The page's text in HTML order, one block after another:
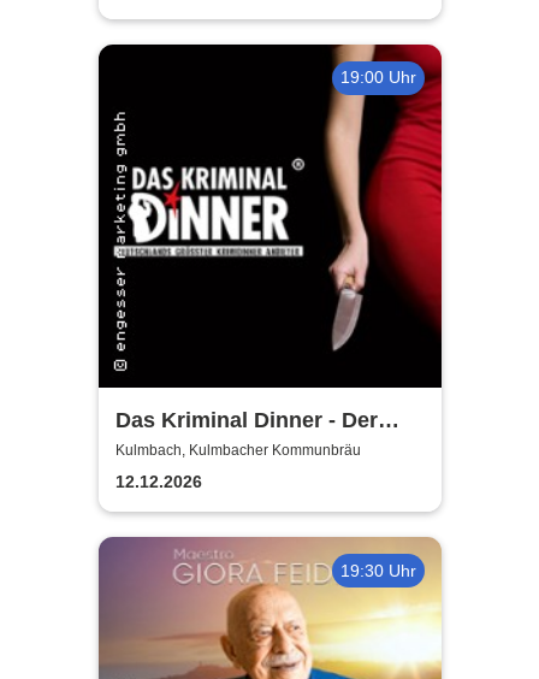
19:00 Uhr
Das Kriminal Dinner - Der
letzte Joint der Marie Juana
Kulmbach, Kulmbacher Kommunbräu
12.12.2026
19:30 Uhr